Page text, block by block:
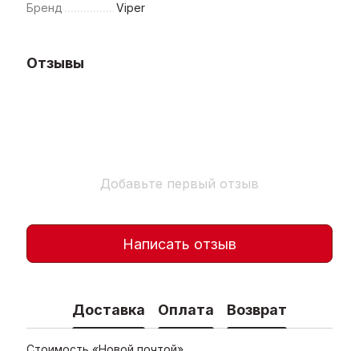
Бренд Viper
Отзывы
Добавьте первый отзыв
Написать отзыв
Доставка Оплата Возврат